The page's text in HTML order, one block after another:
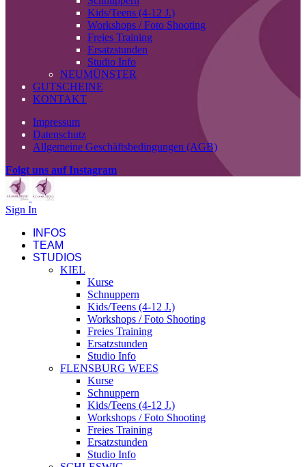
Kids/Teens (4-12 J.)
Workshops / Foto Shooting
Freies Training
Ersatzstunden
Studio Info
NEUMÜNSTER
GUTSCHEINE
KONTAKT
Impressum
Datenschutz
Allgemeine Geschäftsbedingungen (AGB)
Folgt uns auf Instagram
Sign In
INFOS
TEAM
STUDIOS
KIEL
Kurse
Schnuppern
Kids/Teens (4-12 J.)
Workshops / Foto Shooting
Freies Training
Ersatzstunden
Studio Info
FLENSBURG WEES
Kurse
Schnuppern
Kids/Teens (4-12 J.)
Workshops / Foto Shooting
Freies Training
Ersatzstunden
Studio Info